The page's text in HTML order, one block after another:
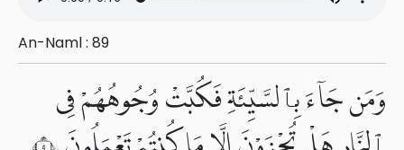
An-Naml : 89
وَمَن جَآءَ بِٱلسَّيِّئَةِ فَكُبَّتْ وُجُوهُهُمْ فِى